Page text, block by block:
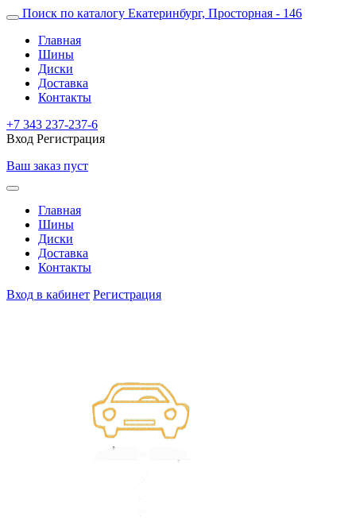
Поиск по каталогу Екатеринбург, Просторная - 146
Главная
Шины
Диски
Доставка
Контакты
+7 343 237-237-6
Вход Регистрация
Ваш заказ пуст
Главная
Шины
Диски
Доставка
Контакты
Вход в кабинет Регистрация